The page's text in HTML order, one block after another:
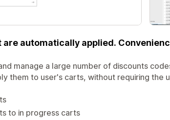
automatically applied.
manage a large number of discounts
them to user's carts, without requiring the
to in progress carts